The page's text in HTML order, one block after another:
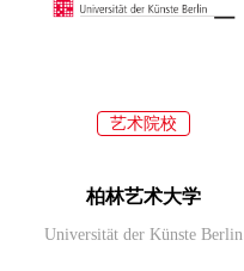
艺术院校
柏林艺术大学
Universität der Künste Berlin